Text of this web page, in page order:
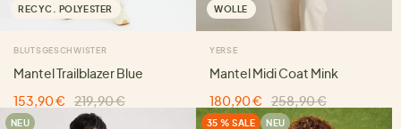
RECYC. POLYESTER
BLUTSGESCHWISTER
Mantel Trailblazer Blue
153,90 €
219,90 €
WOLLE
YERSE
Mantel Midi Coat Mink
180,90 €
258,90 €
NEU 35 % SALE NEU